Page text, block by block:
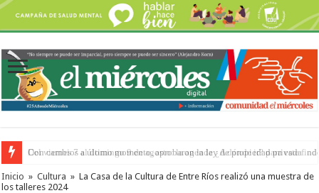
Del viernes 7 al domingo 9 de agosto: la agenda ¿A dónde ir? para este
Inicio » Cultura » La Casa de la Cultura de Entre Ríos realizó una muestra de
los talleres 2024